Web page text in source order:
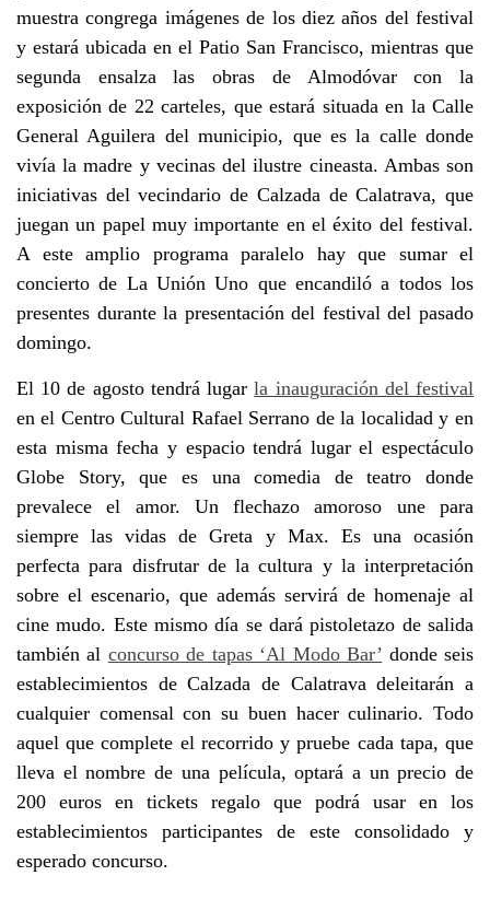
muestra congrega imágenes de los diez años del festival
y estará ubicada en el Patio San Francisco, mientras que
segunda ensalza las obras de Almodóvar con la
exposición de 22 carteles, que estará situada en la Calle
General Aguilera del municipio, que es la calle donde
vivía la madre y vecinas del ilustre cineasta. Ambas son
iniciativas del vecindario de Calzada de Calatrava, que
juegan un papel muy importante en el éxito del festival.
A este amplio programa paralelo hay que sumar el
concierto de La Unión Uno que encandiló a todos los
presentes durante la presentación del festival del pasado
domingo.
El 10 de agosto tendrá lugarla inauguración del festival
en el Centro Cultural Rafael Serrano de la localidad y en
esta misma fecha y espacio tendrá lugar el espectáculo
Globe Story, que es una comedia de teatro donde
prevalece el amor. Un flechazo amoroso une para
siempre las vidas de Greta y Max. Es una ocasión
perfecta para disfrutar de la cultura y la interpretación
sobre el escenario, que además servirá de homenaje al
cine mudo. Este mismo día se dará pistoletazo de salida
también al concurso de tapas ‘Al Modo Bar’ donde seis
establecimientos de Calzada de Calatrava deleitarán a
cualquier comensal con su buen hacer culinario. Todo
aquel que complete el recorrido y pruebe cada tapa, que
lleva el nombre de una película, optará a un precio de
200 euros en tickets regalo que podrá usar en los
establecimientos participantes de este consolidado y
esperado concurso.